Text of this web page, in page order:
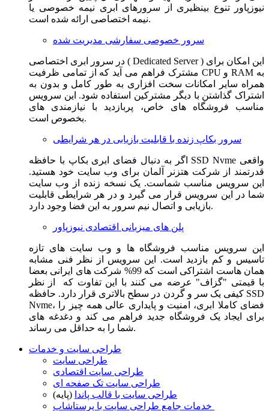
نیوزپاور تنوع بینظیری از سرورهای ابری نیمه خصوصی یا
نیمه اختصاصی ارائه شده است.
سرور خصوصی سفارشی مدیریت شده
در سرور ابری اختصاصی ( Dedicated Server ) این امکان برای
مشترک فراهم می آید که از تمامی ظرفیت CPU و RAM به
همراه سایر امکانات سخت افزاری به طور کامل و بدون به
اشتراک گذاشتن با دیگر مشترکین استفاده شود. این سرویس
مناسب فروشگاه های خاص، پربازدید با نیازمندی های
بخصوص است.
سرور بکاپ زنده با قابلیت بازیابی در هر شرایطی
اگر به دنبال فضای ابری بکاپ با حافظه SSD Nvme واقعی
قدرتمند از شرکت هتزنر آلمان برای وب سایت خود هستید.
این سرویس مناسب شماست. یک نسخه زنده از وب سایت
شما در این سرویس قرار می گیرد و در هر شرایطی قابلیت
بازیابی و اتصال نیم سرور به این فضا وجود دارد.
پلن های میزبانی اقتصادی نیوزپاور
این سرویس مناسب فروشگاه ها و وب سایت های تازه
تاسیس و کم بازدید است. این سرویس از نظر فنی مشابه
همان هاست اشتراکی است که 99% شرکت های ایرانی بعضا
با قیمتی "گزاف" عرضه می کنند با این تفاوت که از نظر
کیفی یک سر و گردن در سطح بالاتری قرار دارد. حافظه SSD
Nvme، فضای کاملا ابری، امنیت و پایداری عالی همه چیز را
برای ایجاد یک فروشگاه جدید فراهم می کند و دغدغه های
شما را به حداقل می رساند.
طراحی سایت و خدمات
طراحی سایت
طراحی سایت اقتصادی
طراحی سایت تک صفحه ای
طراحی سایت با قالب پاندا (پایه)